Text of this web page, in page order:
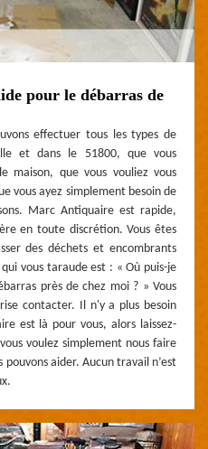
pour le débarras de
effectuer tous les types de
et dans le 51800, que vous
maison, que vous vouliez vous
vous ayez simplement besoin de
Marc Antiquaire est rapide,
en toute discrétion. Vous êtes
des déchets et encombrants
vous taraude est : « Où puis-je
près de chez moi ? » Vous
contacter. Il n'y a plus besoin
est là pour vous, alors laissez-
voulez simplement nous faire
aider. Aucun travail n’est